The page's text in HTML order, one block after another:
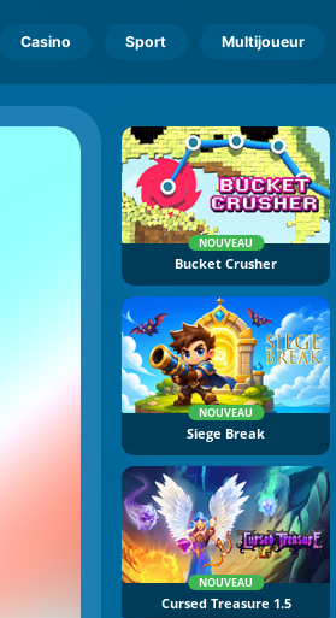
Casino Sport Multijoueur
NOUVEAU
Bucket Crusher
NOUVEAU
Siege Break
NOUVEAU
Cursed Treasure 1.5